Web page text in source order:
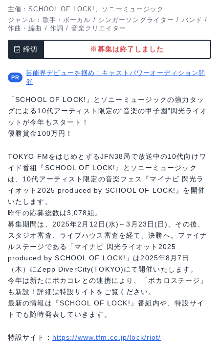
主催：SCHOOL OF LOCK!、ソニーミュージック
ジャンル： 歌手・ボーカル / シンガーソングライター / バンド /
作曲・編曲 / 作詞 / 音楽クリエイター
締切 ※募集は終了しました
芸能界デビューを掴め！キャストパワーオーディション開
催
「SCHOOL OF LOCK!」とソニーミュージックの強力タッ
グによる10代アーティスト限定の“音楽の甲子園”閃光ライオ
ットが今年もスタート！
優勝賞金100万円！
TOKYO FMをはじめとするJFN38局で放送中の10代向けワ
イド番組『SCHOOL OF LOCK!』とソニーミュージック
は、10代アーティスト限定の音楽フェス『マイナビ 閃光ラ
イオット2025 produced by SCHOOL OF LOCK!』を開催
いたします。
昨年の応募総数は3,078組。
募集期間は、2025年2月12日(水)～3月23日(日)、その後、
スタジオ審査、ライブハウス審査を経て、決勝へ。ファイナ
ルステージである「マイナビ 閃光ライオット2025
produced by SCHOOL OF LOCK!」は2025年8月7日
（木）にZepp DiverCity(TOKYO)にて開催いたします。
今年は新たにボカコレとの連携により、「ボカロステージ」
も新設！詳細は特設サイトをご覧ください。
最新の情報は『SCHOOL OF LOCK!』番組内や、特設サイ
トでも随時発表していきます。
特設サイト： https://www.tfm.co.jp/lock/riot/